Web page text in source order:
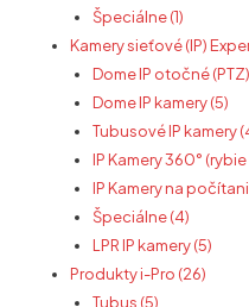
Špeciálne (1)
Kamery sieťové (IP)
Dome IP otočné
Dome IP kamery (5)
Tubusové IP kamery
IP Kamery 360° (rybie
IP Kamery na
Špeciálne (4)
LPR IP kamery (5)
Produkty i-Pro (26)
Tubus (5)